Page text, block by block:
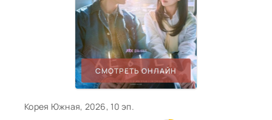
СМОТРЕТЬ ОНЛАЙН
Корея Южная, 2026, 10 эп.